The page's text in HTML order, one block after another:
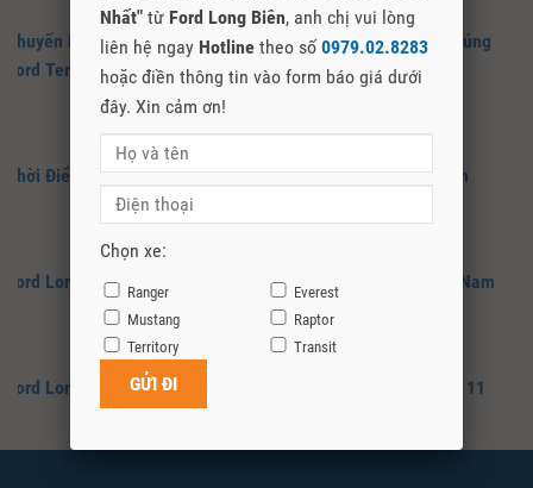
Khuyến Mãi Xe Ford Tháng 5/2026: Lãi Suất 0% + Cơ Hội Trúng
Ford Territory X
Thời Điểm Vàng Mua Xe Trong Tháng 12 Tại Ford Long Biên
Ford Long Biên Đại Lý Ủy Quyền Chính Hãng Của Ford Việt Nam
Ford Long Biên – Thời Điểm Vàng Mua Xe Ford trong tháng 11
Nhất" từ Ford Long Biên, anh chị vui lòng
liên hệ ngay Hotline theo số 0979.02.8283
hoặc điền thông tin vào form báo giá dưới
đây. Xin cảm ơn!
Chọn xe:
Ranger
Everest
Mustang
Raptor
Territory
Transit